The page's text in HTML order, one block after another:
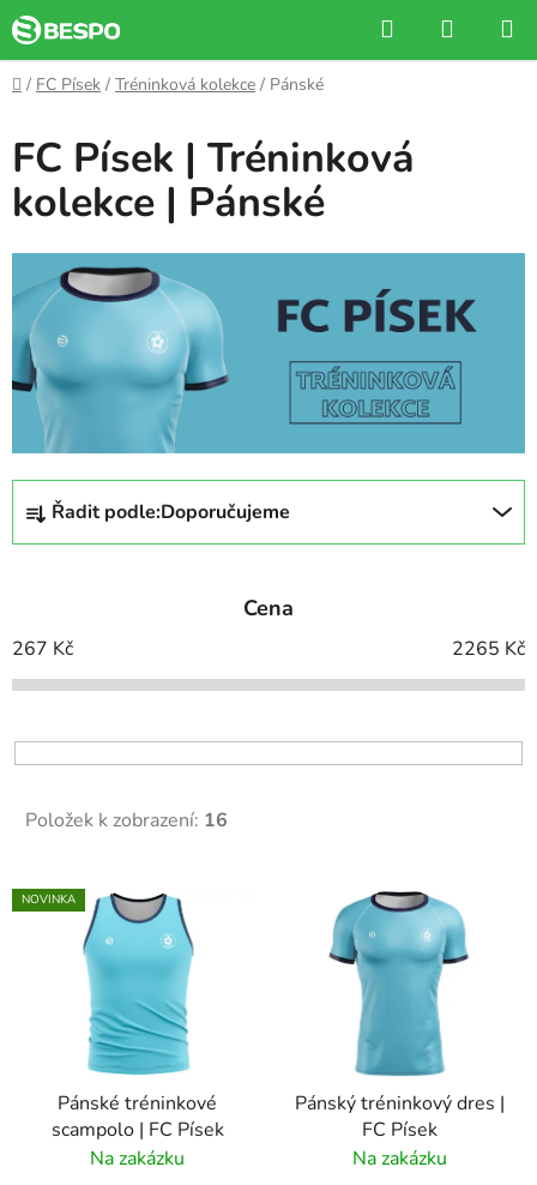
Přejít
na
obsah
Hledat
KOŠÍK
Domů
/ FC Písek / Tréninková kolekce / Pánské
FC Písek | Tréninková
kolekce | Pánské
z
í
p
o
d
u
ů
Řadit podle:Doporučujeme
Cena
267 Kč 2265 Kč
Položek k zobrazení: 16
V
ý
NOVINKA
Pánské tréninkové
scampolo | FC Písek
Na zakázku
Pánský tréninkový dres |
FC Písek
Na zakázku